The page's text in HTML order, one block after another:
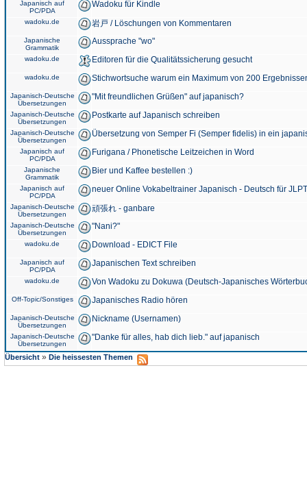
Japanisch auf
PC/PDA
Wadoku für Kindle
wadoku.de 岩戸 / Löschungen von Kommentaren
Japanische
Grammatik
Aussprache "wo"
wadoku.de Editoren für die Qualitätssicherung gesucht
wadoku.de Stichwortsuche warum ein Maximum von 200
Japanisch-Deutsche
Übersetzungen
"Mit freundlichen Grüßen" auf japanisch?
Japanisch-Deutsche
Übersetzungen
Postkarte auf Japanisch schreiben
Japanisch-Deutsche
Übersetzungen
Übersetzung von Semper Fi (Semper fidelis) in ein
Japanisch auf
PC/PDA
Furigana / Phonetische Leitzeichen in Word
Japanische
Grammatik
Bier und Kaffee bestellen :)
Japanisch auf
PC/PDA
neuer Online Vokabeltrainer Japanisch - Deutsch für
Japanisch-Deutsche
Übersetzungen
頑張れ - ganbare
Japanisch-Deutsche
Übersetzungen
"Nani?"
wadoku.de Download - EDICT File
Japanisch auf
PC/PDA
Japanischen Text schreiben
wadoku.de Von Wadoku zu Dokuwa (Deutsch-Japanisches
Off-Topic/Sonstiges Japanisches Radio hören
Japanisch-Deutsche
Übersetzungen
Nickname (Usernamen)
Japanisch-Deutsche
Übersetzungen
"Danke für alles, hab dich lieb." auf japanisch
Übersicht » Die heissesten Themen